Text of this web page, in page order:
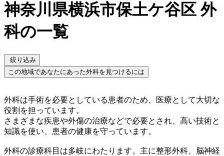
神奈川県横浜市保土ケ谷区 外
科の一覧
絞り込み
この地域であなたにあった外科を見つけるには
外科は手術を必要としている患者のため、医療として大切な
役割を担っています。
さまざまな疾患や外傷の治療などで必要とされ、高い技術と
知識を使い、患者の健康を守っています。
外科の診療科目は多岐にわたります。主に整形外科、脳神経